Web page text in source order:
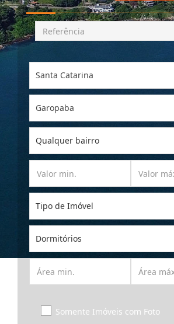
Busca
por
Santa Catarina
Garopaba
Qualquer bairro
Tipo de Imóvel
Dormitórios
Somente Imóveis com Foto